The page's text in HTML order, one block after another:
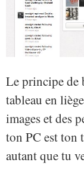
Le principe de
tableau en
images et des
ton PC est ton
autant que tu